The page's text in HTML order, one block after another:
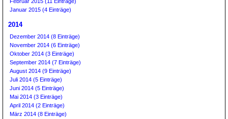
Januar 2015 (4 Einträge)
2014
Dezember 2014 (8 Einträge)
November 2014 (6 Einträge)
Oktober 2014 (3 Einträge)
September 2014 (7 Einträge)
August 2014 (9 Einträge)
Juli 2014 (5 Einträge)
Juni 2014 (5 Einträge)
Mai 2014 (3 Einträge)
April 2014 (2 Einträge)
März 2014 (8 Einträge)